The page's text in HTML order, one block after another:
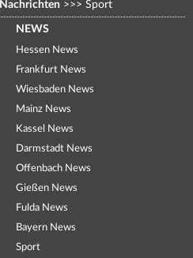
Nachrichten >>> Sport
NEWS
Hessen News
Frankfurt News
Wiesbaden News
Mainz News
Kassel News
Darmstadt News
Offenbach News
Gießen News
Fulda News
Bayern News
Sport